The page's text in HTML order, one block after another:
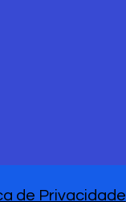
de Privacidade